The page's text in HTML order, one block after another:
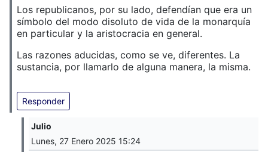
Los republicanos, por su lado, defendían que era un
símbolo del modo disoluto de vida de la monarquía
en particular y la aristocracia en general.
Las razones aducidas, como se ve, diferentes. La
sustancia, por llamarlo de alguna manera, la misma.
Responder
Julio
Lunes, 27 Enero 2025 15:24